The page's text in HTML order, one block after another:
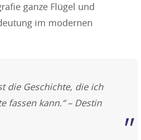
ganze Flügel und
im modernen
die Geschichte, die ich
fassen kann.“ – Destin